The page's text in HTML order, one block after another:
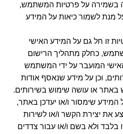
בשמירה על פרטיות המשתמש,
מנת לשמור כיאות על המידע
זו חל גם על המידע האישי
כחלק מתהליך הרישום
המועבר על ידי המשתמש
וכן על מידע שנאסף אודות
או עושה שימוש בשירותים.
המידע שימסור ו/או יעדכן באתר,
את יצירת הקשר ו/או לשירות
בלבד ולא בשם ו/או עבור צדדים